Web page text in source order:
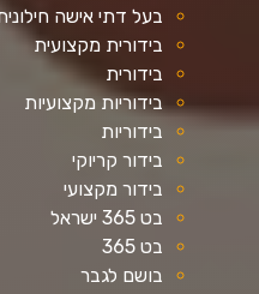
בעל דתי אישה
בידורית מקצועית
בידורית
בידוריות מקצועיות
בידוריות
בידור קריוקי
בידור מקצועי
בט 365 ישראל
בט 365
בושם לגבר